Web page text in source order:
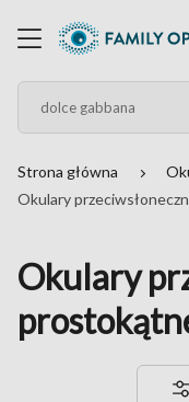
Strona główna
Okulary
Okulary